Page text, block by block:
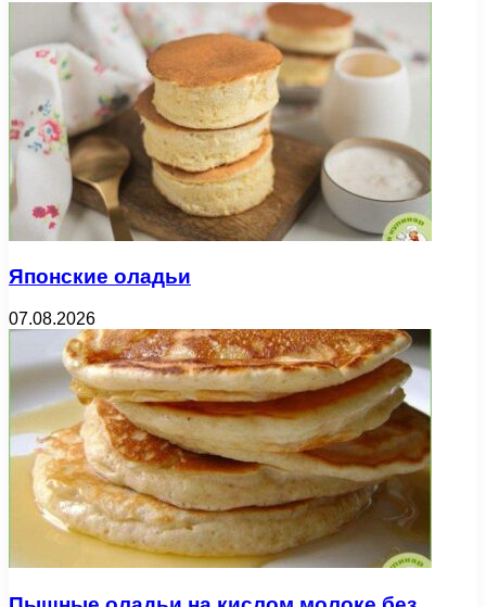
Японские оладьи
07.08.2026